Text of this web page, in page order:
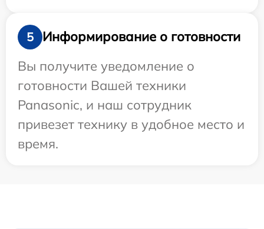
5
Информирование о готовности
Вы получите уведомление о
готовности Вашей техники
Panasonic, и наш сотрудник
привезет технику в удобное место и
время.